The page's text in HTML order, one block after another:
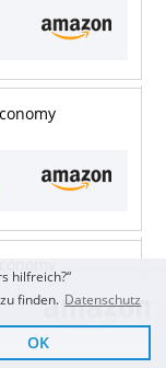
hilfreich?“
finden. Datenschutz
OK